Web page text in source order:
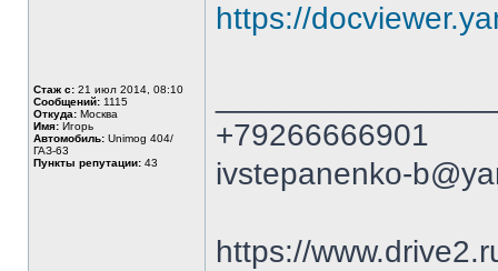
Стаж с: 21 июл 2014, 08:10
Сообщений: 1115
Откуда: Москва
Имя: Игорь
Автомобиль: Unimog 404/
ГАЗ-63
Пункты репутации: 43
https://
+79266666901
ivstepanenko-
https://